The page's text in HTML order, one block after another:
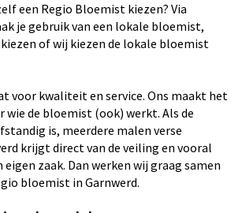
een Regio Bloemist kiezen? Via
je gebruik van een lokale bloemist,
of wij kiezen de lokale bloemist
voor kwaliteit en service. Ons maakt het
wie de bloemist (ook) werkt. Als de
is, meerdere malen verse
krijgt direct van de veiling en vooral
zaak. Dan werken wij graag samen
bloemist in Garnwerd.